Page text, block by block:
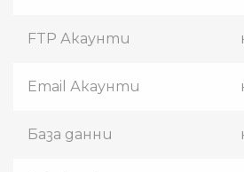
FTP Акаунти
Email Акаунти
База данни